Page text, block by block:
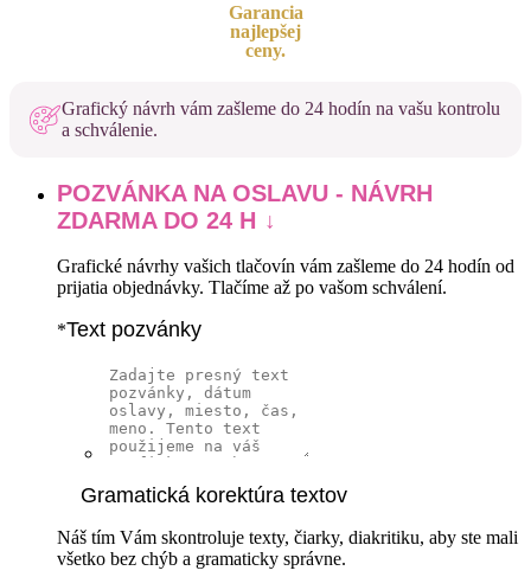
Garancia
najlepšej
ceny.
Grafický návrh vám zašleme do 24 hodín na vašu kontrolu
a schválenie.
POZVÁNKA NA OSLAVU - NÁVRH
ZDARMA DO 24 H
Grafické návrhy vašich tlačovín vám zašleme do 24 hodín od
prijatia objednávky. Tlačíme až po vašom schválení.
*Text pozvánky
Gramatická korektúra textov
Náš tím Vám skontroluje texty, čiarky, diakritiku, aby ste mali
všetko bez chýb a gramaticky správne.